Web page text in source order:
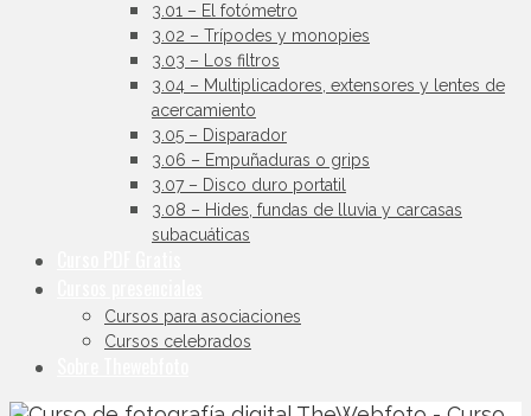
3.01 – El fotómetro
3.02 – Trípodes y monopies
3.03 – Los filtros
3.04 – Multiplicadores, extensores y lentes de
acercamiento
3.05 – Disparador
3.06 – Empuñaduras o grips
3.07 – Disco duro portatil
3.08 – Hides, fundas de lluvia y carcasas
subacuáticas
Cursos para asociaciones
Cursos celebrados